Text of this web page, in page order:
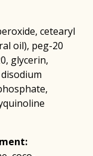
cetearyl
oil), peg-20
glycerin,